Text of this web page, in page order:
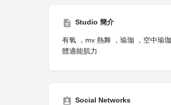
Studio 簡介
有氧 ，mv 熱舞 ，瑜珈 ，空中瑜
體適能肌力
Social Networks